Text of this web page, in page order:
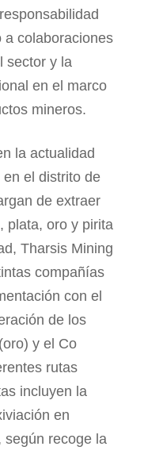
a colaboraciones
sector y la
en el marco
mineros.
la actualidad
el distrito de
de extraer
plata, oro y pirita
Tharsis Mining
compañías
con el
de los
y el Co
rutas
incluyen la
en
según recoge la